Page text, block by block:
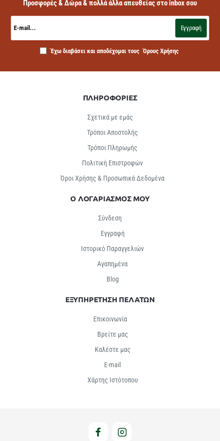
Προσφορές & Δώρα & πολλά άλλα απευθείας στο inbox σου
E-
mail...
Εγγραφή
Έχω διαβάσει και αποδέχομαι τους Όρους Χρήσης
ΠΛΗΡΟΦΟΡΙΕΣ
Σχετικά με εμάς
Τρόποι Αποστολής
Τρόποι Πληρωμής
Πολιτική Επιστροφών
Όροι Χρήσης & Προσωπικά Δεδομένα
Ο ΛΟΓΑΡΙΑΣΜΟΣ ΜΟΥ
Σύνδεση
Εγγραφή
Ιστορικό Παραγγελιών
Αγαπημένα
Βlog
ΕΞΥΠΗΡΕΤΗΣΗ ΠΕΛΑΤΩΝ
Επικοινωνία
Βρείτε μας
Καλέστε μας
E-mail
Χάρτης Ιστότοπου